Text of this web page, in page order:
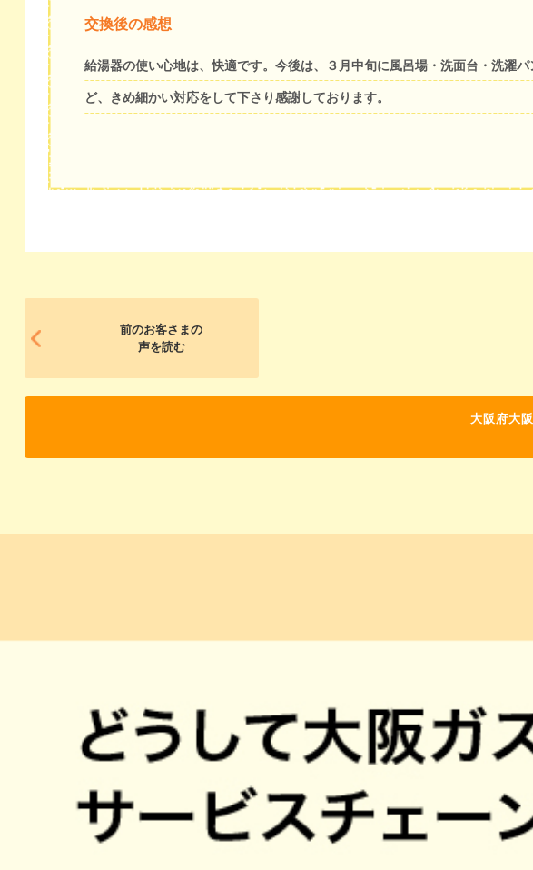
交換後の感想
給湯器の使い心地は、快適です。今後は、３月中旬に風呂場・洗面台・洗濯
ど、きめ細かい対応をして下さり感謝しております。
前のお客さまの
声を読む
大阪府大